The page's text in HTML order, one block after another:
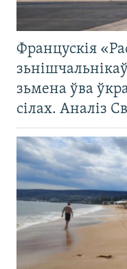
Францускія
зьмена ўва
сілах. Аналіз